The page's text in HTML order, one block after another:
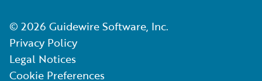
© 2026 Guidewire Software, Inc.
Privacy Policy
Legal Notices
Cookie Preferences